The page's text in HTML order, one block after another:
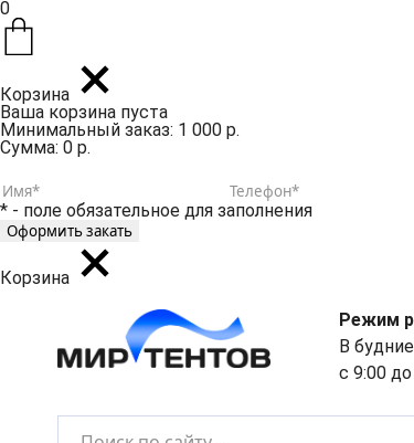
0
Корзина
Ваша корзина пуста
Минимальный заказ: 1 000 р.
Сумма: 0 р.
* - поле обязательное для заполнения
Корзина
Режим
В
с 9:00